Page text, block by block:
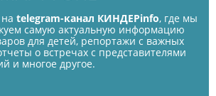
telegram-канал КИНДЕРinfo, где мы
самую актуальную информацию
для детей, репортажи с важных
о встречах с представителями
и многое другое.